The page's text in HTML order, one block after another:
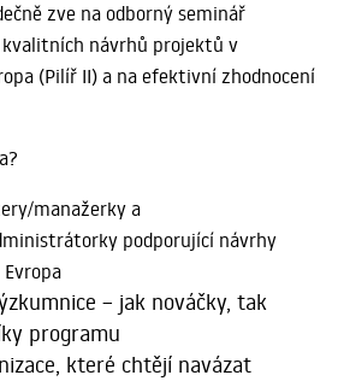
zve na odborný seminář
návrhů projektů v
(Pilíř II) a na efektivní zhodnocení
manažerky a
podporující návrhy
Evropa
– jak nováčky, tak
programu
které chtějí navázat